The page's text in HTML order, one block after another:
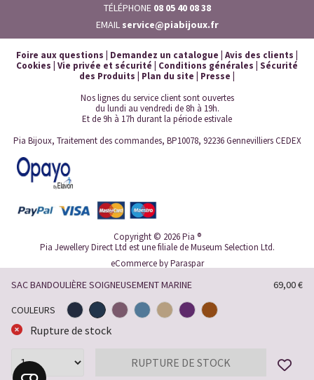
SAC BANDOULIÈRE SOIGNEUSEMENT MARINE
69,00 €
COULEURS
Rupture de stock
TÉLÉPHONE 08 05 40 08 38
EMAIL service@piabijoux.fr
Foire aux questions Demandez un catalogue Avis des clients
Cookies Vie privée et sécurité Conditions générales Sécurité
des Produits
Plan du site Presse
Nos lignes du service client sont ouvertes
du lundi au vendredi de 8h à 19h.
Et de 9h à 17h durant la période estivale
Pia Bijoux, Traitement des commandes, BP10078, 92236 Gennevilliers CEDEX
Copyright © 2026 Pia ®
Pia Jewellery Direct Ltd est une filiale de Museum Selection Ltd.
eCommerce byParaspar